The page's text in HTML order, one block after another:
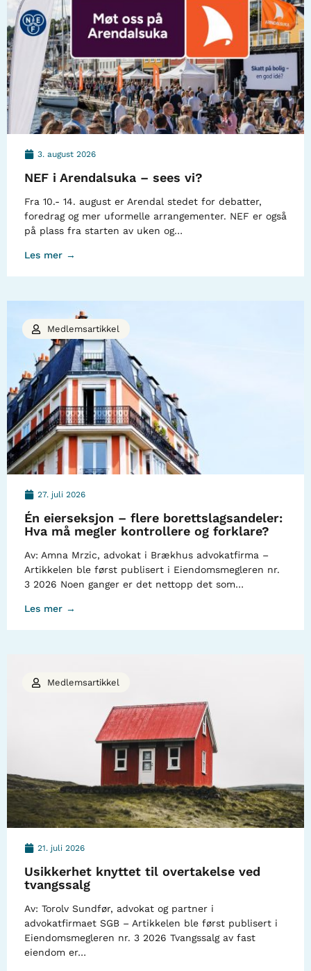
3. august 2026
NEF i Arendalsuka – sees vi?
Fra 10.- 14. august er Arendal stedet for debatter,
foredrag og mer uformelle arrangementer. NEF er også
på plass fra starten av uken og…
Les mer →
27. juli 2026
Én eierseksjon – flere borettslagsandeler:
Hva må megler kontrollere og forklare?
Av: Amna Mrzic, advokat i Brækhus advokatfirma –
Artikkelen ble først publisert i Eiendomsmegleren nr.
3 2026 Noen ganger er det nettopp det som…
Les mer →
Medlemsartikkel
21. juli 2026
Usikkerhet knyttet til overtakelse ved
tvangssalg
Av: Torolv Sundfør, advokat og partner i
advokatfirmaet SGB – Artikkelen ble først publisert i
Eiendomsmegleren nr. 3 2026 Tvangssalg av fast
eiendom er…
Medlemsartikkel